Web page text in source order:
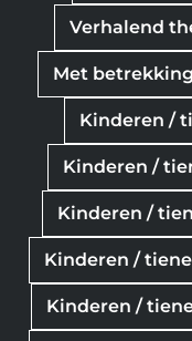
Verhalend
Met
Kinderen /
Kinderen /
Kinderen /
Kinderen /
Kinderen /